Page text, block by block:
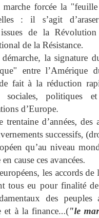
marche forcée la
: il s’agit
issues de la
de la Résistance.
démarche, la signature
entre l’Amérique
fait à la réduction
sociales, politiques
d’Europe.
trentaine d’années, des
successifs,
qu’au niveau
cause ces avancées.
les accords
tous eu pour finalité de
des peuples
et à la finance...("le